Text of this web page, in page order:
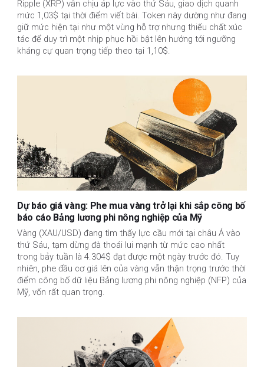
Ripple (XRP) vẫn chịu áp lực vào thứ Sáu, giao dịch quanh
mức 1,03$ tại thời điểm viết bài. Token này dường như đang
giữ mức hiện tại như một vùng hỗ trợ nhưng thiếu chất xúc
tác để duy trì một nhịp phục hồi bật lên hướng tới ngưỡng
kháng cự quan trọng tiếp theo tại 1,10$.
Dự báo giá vàng: Phe mua vàng trở lại khi sắp công bố
báo cáo Bảng lương phi nông nghiệp của Mỹ
Vàng (XAU/USD) đang tìm thấy lực cầu mới tại châu Á vào
thứ Sáu, tạm dừng đà thoái lui mạnh từ mức cao nhất
trong bảy tuần là 4.304$ đạt được một ngày trước đó. Tuy
nhiên, phe đầu cơ giá lên của vàng vẫn thận trọng trước thời
điểm công bố dữ liệu Bảng lương phi nông nghiệp (NFP) của
Mỹ, vốn rất quan trọng.